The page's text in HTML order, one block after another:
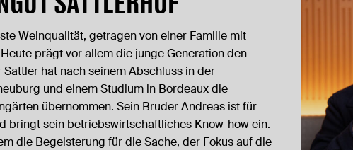
Weinqualität, getragen von einer Familie mit
prägt vor allem die junge Generation den
hat nach seinem Abschluss in der
und einem Studium in Bordeaux die
übernommen. Sein Bruder Andreas ist für
bringt sein betriebswirtschaftliches Know-how ein.
die Begeisterung für die Sache, der Fokus auf die